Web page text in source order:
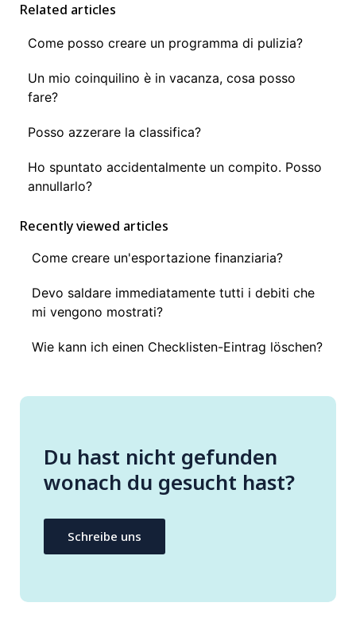
Related articles
Come posso creare un programma di pulizia?
Un mio coinquilino è in vacanza, cosa posso
fare?
Posso azzerare la classifica?
Ho spuntato accidentalmente un compito. Posso
annullarlo?
Recently viewed articles
Come creare un'esportazione finanziaria?
Devo saldare immediatamente tutti i debiti che
mi vengono mostrati?
Wie kann ich einen Checklisten-Eintrag löschen?
Du hast nicht gefunden
wonach du gesucht hast?
Schreibe uns